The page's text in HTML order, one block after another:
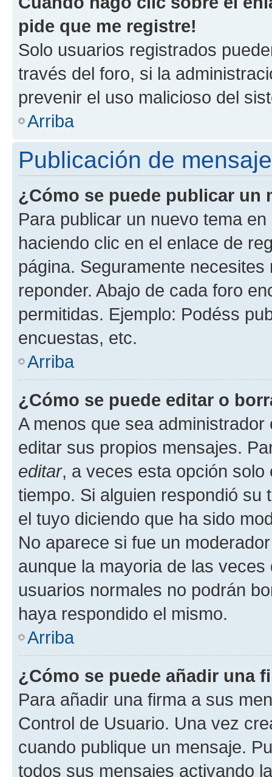
pide que me registre!
Solo usuarios registrados
través del foro, si la
prevenir el uso malicioso del
Arriba
Publicación de
¿Cómo se puede publicar un
Para publicar un nuevo tema
haciendo clic en el enlace de
página. Seguramente
reponder. Abajo de cada foro
permitidas. Ejemplo: Podéss
encuestas, etc.
Arriba
¿Cómo se puede editar o
A menos que sea
editar sus propios mensajes.
editar, a veces esta opción
tiempo. Si alguien respondió
el tuyo diciendo que ha sido
No aparece si fue un
aunque la mayoria de las
usuarios normales no podrán
haya respondido el mismo.
Arriba
¿Cómo se puede añadir una
Para añadir una firma a sus
Control de Usuario. Una vez
cuando publique un mensaje.
todos sus mensajes activando